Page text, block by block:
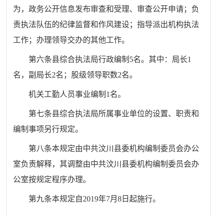
为，政务公开信息发布审查和受理、审查公开申请；负
责执法队伍的纪律监督和作风建设；指导派出机构执法
工作；办理领导交办的其他工作。
第六条县综合执法局行政编制 5名。其中：局长1
名，副局长2名；股级领导职数2名。
机关工勤人员事业编制 1 名。
第七条县综合执法局所属事业单位的设置、职责和
编制事项另行规定。
第八条本规定由中共汶川县委机构编制委员会办公
室负责解释，其调整由中共汶川县委机构编制委员会办
公室按规定程序办理。
第九条本规定自2019年7月8 日起施行。